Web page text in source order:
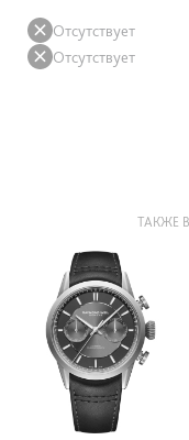
Отсутствует
Отсутствует
ТАКЖЕ